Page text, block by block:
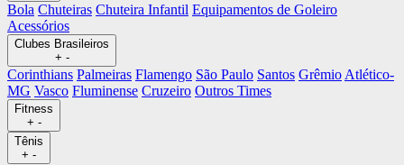
Bola Chuteiras Chuteira Infantil Equipamentos de Goleiro
Acessórios
Clubes Brasileiros
+ -
Corinthians Palmeiras Flamengo São Paulo Santos Grêmio Atlético-
MG Vasco Fluminense Cruzeiro Outros Times
Fitness
+ -
Tênis
+ -